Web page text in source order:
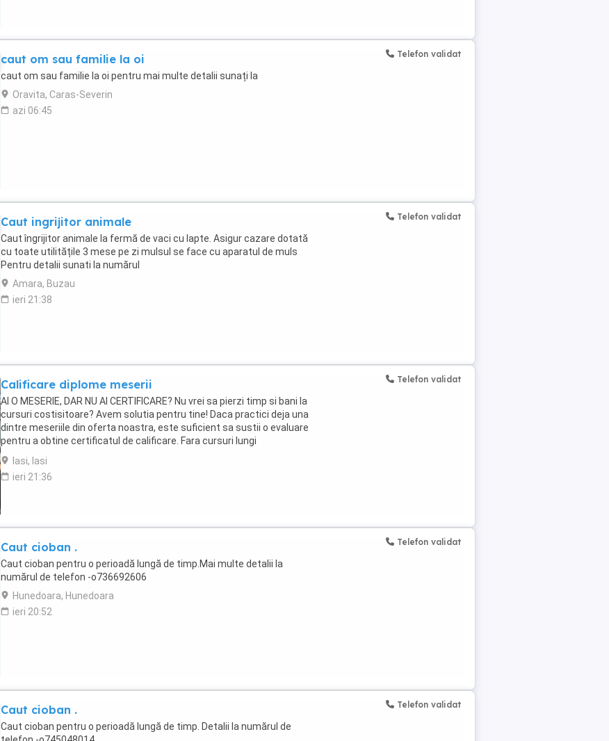
caut om sau familie la oi
caut om sau familie la oi pentru mai multe detalii sunați la
Oravita, Caras-Severin
azi 06:45
Telefon validat
Caut ingrijitor animale
Caut îngrijitor animale la fermă de vaci cu lapte. Asigur cazare dotată
cu toate utilitățile 3 mese pe zi mulsul se face cu aparatul de muls
Pentru detalii sunati la numărul
Amara, Buzau
ieri 21:38
Telefon validat
Calificare diplome meserii
AI O MESERIE, DAR NU AI CERTIFICARE? Nu vrei sa pierzi timp si bani la
cursuri costisitoare? Avem solutia pentru tine! Daca practici deja una
dintre meseriile din oferta noastra, este suficient sa sustii o evaluare
pentru a obtine certificatul de calificare. Fara cursuri lungi
Economisesti timp si ...
Iasi, Iasi
ieri 21:36
Telefon validat
Caut cioban .
Caut cioban pentru o perioadă lungă de timp.Mai multe detalii la
numărul de telefon -o736692606
Hunedoara, Hunedoara
ieri 20:52
Telefon validat
Caut cioban .
Caut cioban pentru o perioadă lungă de timp. Detalii la numărul de
Telefon validat